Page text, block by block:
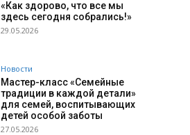
«Как здорово, что все мы
здесь сегодня собрались!»
29.05.2026
Новости
Мастер-класс «Семейные
традиции в каждой детали»
для семей, воспитывающих
детей особой заботы
27.05.2026